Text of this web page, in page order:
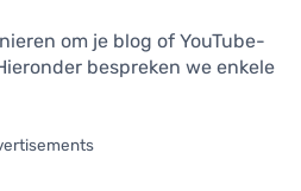
om je blog of YouTube-
bespreken we enkele